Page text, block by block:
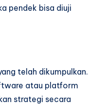
pendek bisa diuji
telah dikumpulkan.
atau platform
strategi secara